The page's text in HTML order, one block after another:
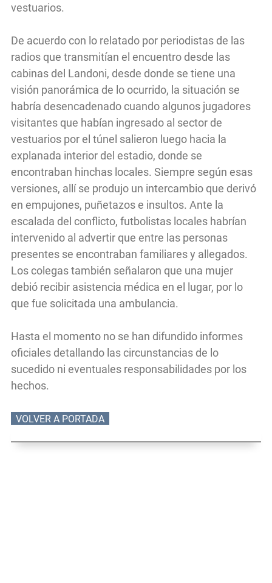
vestuarios.
De acuerdo con lo relatado por periodistas de las
radios que transmitían el encuentro desde las
cabinas del Landoni, desde donde se tiene una
visión panorámica de lo ocurrido, la situación se
habría desencadenado cuando algunos jugadores
visitantes que habían ingresado al sector de
vestuarios por el túnel salieron luego hacia la
explanada interior del estadio, donde se
encontraban hinchas locales. Siempre según esas
versiones, allí se produjo un intercambio que derivó
en empujones, puñetazos e insultos. Ante la
escalada del conflicto, futbolistas locales habrían
intervenido al advertir que entre las personas
presentes se encontraban familiares y allegados.
Los colegas también señalaron que una mujer
debió recibir asistencia médica en el lugar, por lo
que fue solicitada una ambulancia.
Hasta el momento no se han difundido informes
oficiales detallando las circunstancias de lo
sucedido ni eventuales responsabilidades por los
hechos.
VOLVER A PORTADA